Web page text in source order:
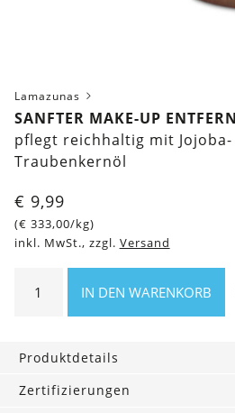
Lamazunas
SANFTER MAKE-UP
pflegt reichhaltig mit Jojoba-
Traubenkernöl
€ 9,99
(€ 333,00/kg)
inkl. MwSt., zzgl. Versand
Make-
30
g
IN DEN WARENKORB
Produktdetails
Zertifizierungen